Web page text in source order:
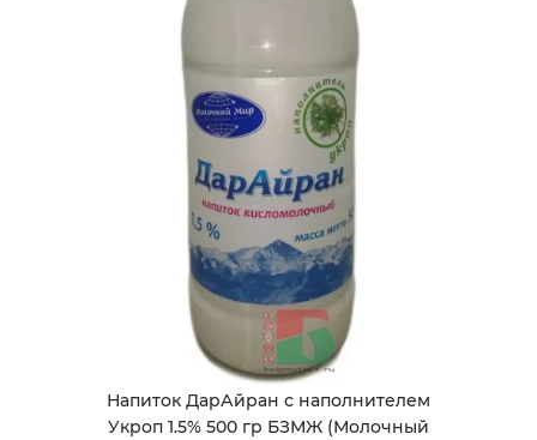
Напиток ДарАйран с наполнителем
Укроп 1.5% 500 гр БЗМЖ (Молочный